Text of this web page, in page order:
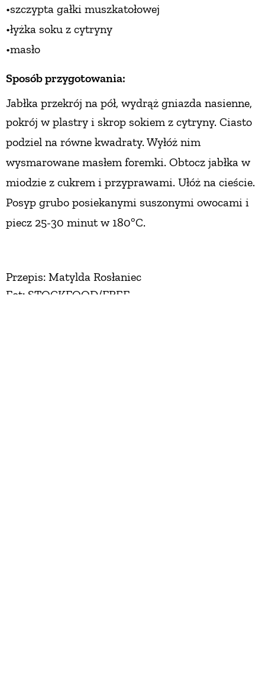
•szczypta gałki muszkatołowej
•łyżka soku z cytryny
•masło
Sposób przygotowania:
Jabłka przekrój na pół, wydrąż gniazda nasienne,
pokrój w plastry i skrop sokiem z cytryny. Ciasto
podziel na równe kwadraty. Wyłóż nim
wysmarowane masłem foremki. Obtocz jabłka w
miodzie z cukrem i przyprawami. Ułóż na cieście.
Posyp grubo posiekanymi suszonymi owocami i
piecz 25-30 minut w 180ºC.
Przepis: Matylda Rosłaniec
Fot: STOCKFOOD/FREE